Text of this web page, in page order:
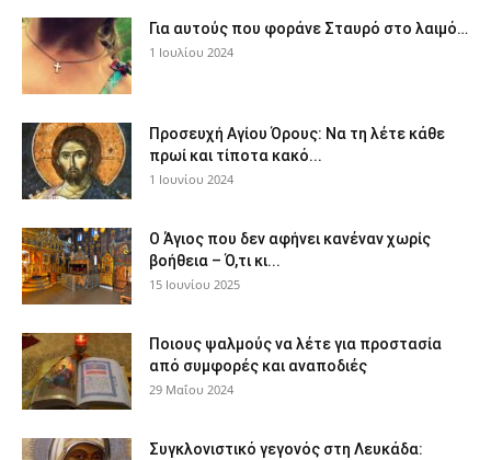
Για αυτούς που φοράνε Σταυρό στο λαιμό…
1 Ιουλίου 2024
Προσευχή Αγίου Όρους: Να τη λέτε κάθε
πρωί και τίποτα κακό...
1 Ιουνίου 2024
Ο Άγιος που δεν αφήνει κανέναν χωρίς
βοήθεια – Ό,τι κι...
15 Ιουνίου 2025
Ποιους ψαλμούς να λέτε για προστασία
από συμφορές και αναποδιές
29 Μαΐου 2024
Συγκλονιστικό γεγονός στη Λευκάδα: